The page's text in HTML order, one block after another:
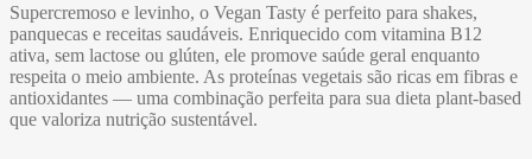
Supercremoso e levinho, o Vegan Tasty é perfeito para shakes,
panquecas e receitas saudáveis. Enriquecido com vitamina B12
ativa, sem lactose ou glúten, ele promove saúde geral enquanto
respeita o meio ambiente. As proteínas vegetais são ricas em fibras e
antioxidantes — uma combinação perfeita para sua dieta plant-based
que valoriza nutrição sustentável.